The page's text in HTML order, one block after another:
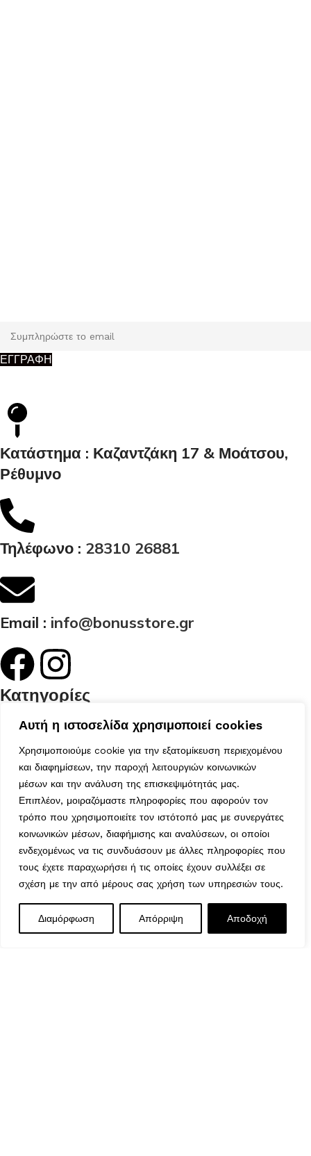
Αυτή η ιστοσελίδα χρησιμοποιεί cookies
Χρησιμοποιούμε cookie για την εξατομίκευση περιεχομένου
και διαφημίσεων, την παροχή λειτουργιών κοινωνικών
μέσων και την ανάλυση της επισκεψιμότητάς μας.
Επιπλέον, μοιραζόμαστε πληροφορίες που αφορούν τον
τρόπο που χρησιμοποιείτε τον ιστότοπό μας με συνεργάτες
κοινωνικών μέσων, διαφήμισης και αναλύσεων, οι οποίοι
ενδεχομένως να τις συνδυάσουν με άλλες πληροφορίες που
τους έχετε παραχωρήσει ή τις οποίες έχουν συλλέξει σε
σχέση με την από μέρους σας χρήση των υπηρεσιών τους.
Διαμόρφωση Απόρριψη Αποδοχή
ΕΓΓΡΑΦΗ
Κατάστημα : Καζαντζάκη 17 & Μοάτσου,
Ρέθυμνο
Τηλέφωνο : 28310 26881
Email : info@bonusstore.gr
Κατηγορίες
Προϊόντα
Επικοινωνία
Ο Λογαριασμός μου
Το Καλάθι μου
Τα Αγαπημένα μου
Χρήσιμα
Τρόποι Αποστολής
Μέθοδοι Πληρωμής
Πολιτική Επιστροφών
Ασφάλεια Συναλλαγών
Όροι & Προϋποθέσεις
Αναζήτηση Αποστολής
Ωράριο Λειτουργίας